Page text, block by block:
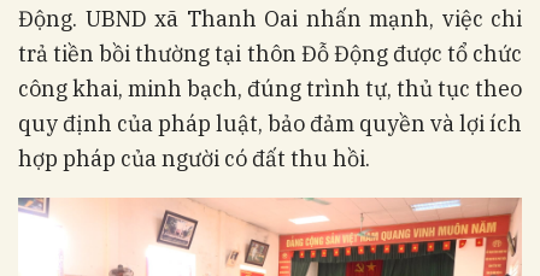
Động. UBND xã Thanh Oai nhấn mạnh, việc chi
trả tiền bồi thường tại thôn Đỗ Động được tổ chức
công khai, minh bạch, đúng trình tự, thủ tục theo
quy định của pháp luật, bảo đảm quyền và lợi ích
hợp pháp của người có đất thu hồi.